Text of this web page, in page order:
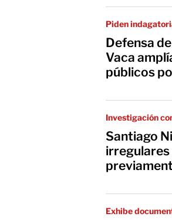
Piden
Defensa
Vaca
públicos
Investigación
Santiago
Exhibe